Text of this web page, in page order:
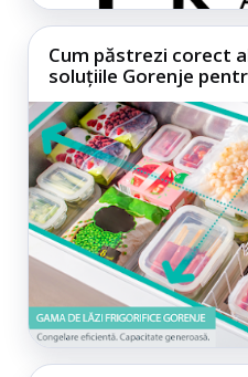
Cum păstrezi corect
soluțiile Gorenje